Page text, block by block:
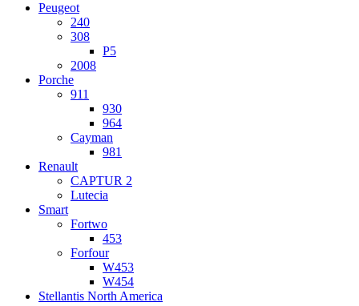
Peugeot
240
308
P5
2008
Porche
911
930
964
Cayman
981
Renault
CAPTUR 2
Lutecia
Smart
Fortwo
453
Forfour
W453
W454
Stellantis North America